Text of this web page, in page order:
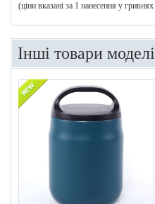
(ціни вказані за 1 нанесення у
Інші товари моделі